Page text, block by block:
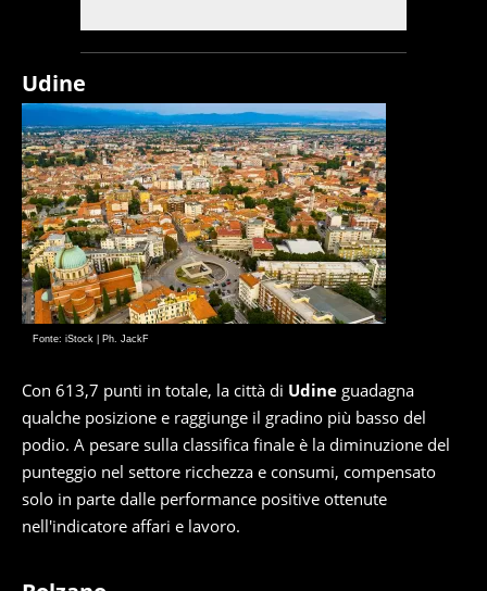
Udine
Fonte: iStock | Ph. JackF
Con 613,7 punti in totale, la città di Udine guadagna
qualche posizione e raggiunge il gradino più basso del
podio. A pesare sulla classifica finale è la diminuzione del
punteggio nel settore ricchezza e consumi, compensato
solo in parte dalle performance positive ottenute
nell'indicatore affari e lavoro.